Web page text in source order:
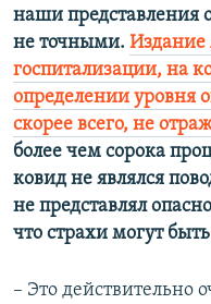
наши представления
не точными. Издание
госпитализации, на
определении уровня
скорее всего, не
более чем сорока
ковид не являлся
не представлял
что страхи могут
– Это действительно